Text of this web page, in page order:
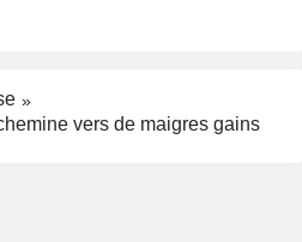
vers de maigres gains